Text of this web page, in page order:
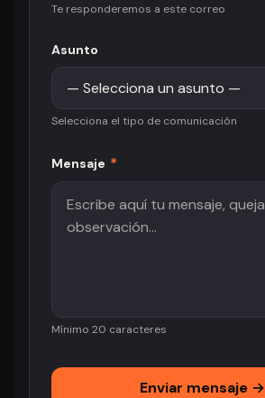
Te responderemos a este correo
Asunto
Selecciona el tipo de comunicación
Mensaje *
Mínimo 20 caracteres
Enviar mensaje →